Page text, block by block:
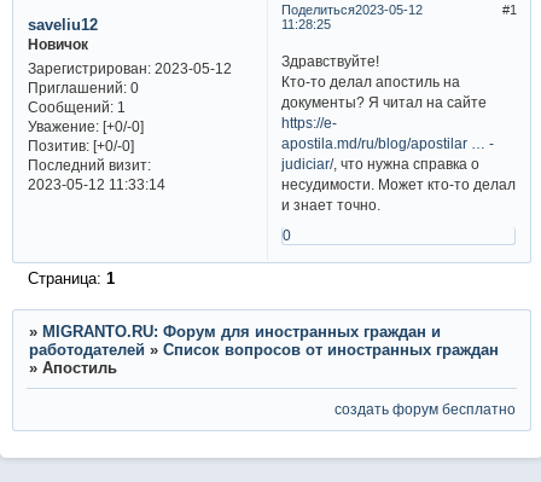
Поделиться 1
2023-05-12
11:28:25
saveliu12
Новичок
Зарегистрирован: 2023-05-12
Приглашений:0
Сообщений:1
Уважение: [+0/-0]
Позитив: [+0/-0]
Последний визит:
2023-05-12 11:33:14
Здравствуйте!
Кто-то делал апостиль на
документы? Я читал на сайте
https://e-
apostila.md/ru/blog/apostilar … -
judiciar/, что нужна справка о
несудимости. Может кто-то делал
и знает точно.
0
Страница: 1
» MIGRANTO.RU: Форум для иностранных граждан и
работодателей » Список вопросов от иностранных граждан
» Апостиль
создать форум бесплатно